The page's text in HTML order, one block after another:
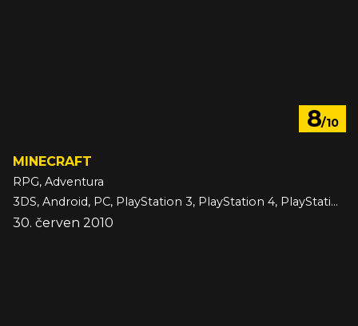
8/10
MINECRAFT
RPG, Adventura
3DS, Android, PC, PlayStation 3, PlayStation 4, PlayStation 5, Switch, Switch 2, VITA, Wii U, Xbox 360, Xbox One, Xbox Series, iOS
30. červen 2010